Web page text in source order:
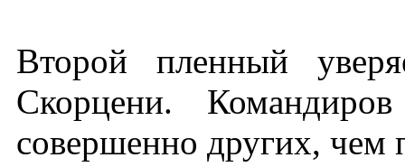
Второй пленный
Скорцени.
совершенно других, чем